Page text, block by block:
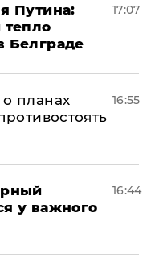
Путина:
Белграде
17:07
планах
16:55
у важного
16:44